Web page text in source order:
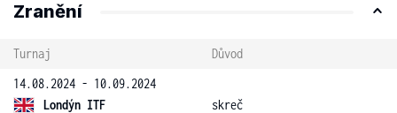
Zranění
Turnaj
Důvod
14.08.2024 - 10.09.2024
Londýn ITF
skreč